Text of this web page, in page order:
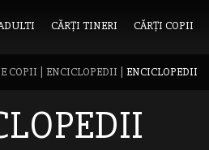
CĂRȚI TINERI CĂRȚI COPII
COPII ENCICLOPEDII ENCICLOPEDII